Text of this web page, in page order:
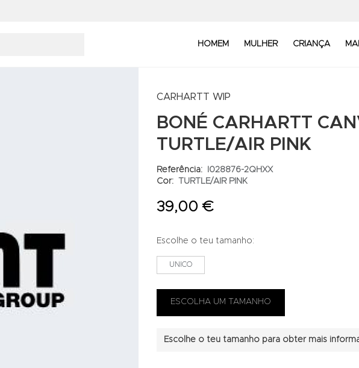
HOMEM MULHER CRIANÇA
CARHARTT WIP
BONÉ CARHARTT
TURTLE/AIR PINK
Referência:
I028876-2QHXX
Cor:
TURTLE/AIR PINK
39,00 €
Escolhe o teu tamanho:
UNICO
Escolhe o teu tamanho para obter mais